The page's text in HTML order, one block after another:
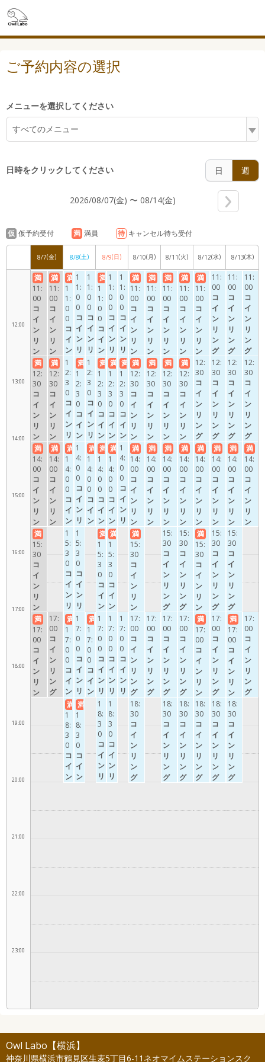
ご予約内容の選択
メニューを選択してください
すべてのメニュー
日時をクリックしてください 日 週
2026/08/07(金) 〜 08/14(金)
仮 仮予約受付 満 満員 待 キャンセル待ち受付
8/7(金) 8/8(土) 8/9(日) 8/10(月) 8/11(火) 8/12(水) 8/13(木)
7:00
11:00
12:00
13:00
14:00
15:00
16:00
17:00
18:00
19:00
20:00
21:00
22:00
23:00
満
11:
00
コ
イ
ン
リ
ン
グ
製
作
満
12:
30
コ
イ
ン
リ
ン
グ
製
作
満
14:
00
コ
イ
ン
リ
ン
グ
製
作
満
15:
30
コ
イ
ン
リ
ン
グ
製
作
満
17:
00
コ
イ
ン
リ
ン
満
11:
00
コ
イ
ン
リ
ン
グ
製
作
満
12:
30
コ
イ
ン
リ
ン
グ
製
作
満
14:
00
コ
イ
ン
リ
ン
17:
00
コ
イ
ン
リ
ン
グ
満
1
1:
0
0
コ
イ
ン
リ
ン
グ
製
作
1
2:
3
0
コ
イ
ン
リ
ン
グ
製
作
満
1
4:
0
0
コ
イ
ン
リ
ン
グ
製
作
1
5:
3
0
コ
イ
ン
リ
ン
グ
製
作
満
1
7:
0
0
コ
イ
ン
リ
ン
グ
製
作
満
1
8:
3
0
コ
イ
ン
グ
1
1:
0
0
コ
イ
ン
リ
ン
グ
製
作
満
1
2:
3
0
コ
イ
ン
リ
ン
グ
製
作
1
4:
0
0
コ
イ
ン
リ
ン
グ
製
作
1
5:
3
0
コ
イ
ン
リ
ン
グ
製
作
1
7:
0
0
コ
イ
ン
リ
ン
グ
製
作
満
1
8:
3
0
コ
イ
ン
グ
1
1:
0
0
コ
イ
ン
リ
ン
グ
製
作
1
2:
3
0
コ
イ
ン
リ
ン
グ
製
作
満
1
4:
0
0
コ
イ
ン
満
1
7:
0
0
コ
イ
ン
満
1
1:
0
0
コ
イ
ン
リ
ン
グ
製
作
満
1
2:
3
0
コ
イ
ン
リ
ン
グ
製
作
満
1
4:
0
0
コ
イ
ン
リ
ン
グ
製
作
満
1
5:
3
0
コ
イ
ン
リ
ン
グ
製
作
1
7:
0
0
コ
イ
ン
リ
ン
グ
製
作
1
8:
3
0
コ
イ
ン
リ
製
1
1:
0
0
コ
イ
ン
リ
ン
グ
製
作
満
1
2:
3
0
コ
イ
ン
リ
ン
グ
製
作
満
1
4:
0
0
コ
イ
ン
リ
ン
グ
製
作
満
1
5:
3
0
コ
イ
ン
リ
ン
グ
製
作
1
7:
0
0
コ
イ
ン
リ
ン
グ
製
作
1
8:
3
0
コ
イ
ン
リ
製
1
1:
0
0
コ
イ
ン
リ
ン
グ
製
作
満
1
2:
3
0
コ
イ
ン
リ
ン
グ
製
作
1
4:
0
0
コ
イ
ン
リ
1
7:
0
0
コ
イ
ン
リ
満
11:
00
コ
イ
ン
リ
ン
グ
製
作
満
12:
30
コ
イ
ン
リ
ン
グ
製
作
満
14:
00
コ
イ
ン
リ
ン
グ
製
作
満
15:
30
コ
イ
ン
リ
ン
グ
製
作
17:
00
コ
イ
ン
リ
ン
グ
製
作
18:
30
コ
イ
ン
リ
ン
グ
満
11:
00
コ
イ
ン
リ
ン
グ
製
作
満
12:
30
コ
イ
ン
リ
ン
グ
製
作
満
14:
00
コ
イ
ン
リ
ン
17:
00
コ
イ
ン
リ
ン
グ
満
11:
00
コ
イ
ン
リ
ン
グ
製
作
満
12:
30
コ
イ
ン
リ
ン
グ
製
作
満
14:
00
コ
イ
ン
リ
ン
グ
製
作
15:
30
コ
イ
ン
リ
ン
グ
製
作
17:
00
コ
イ
ン
リ
ン
グ
製
作
18:
30
コ
イ
ン
リ
ン
グ
満
11:
00
コ
イ
ン
リ
ン
グ
製
作
満
12:
30
コ
イ
ン
リ
ン
グ
製
作
満
14:
00
コ
イ
ン
リ
ン
グ
製
作
15:
30
コ
イ
ン
リ
ン
グ
製
作
17:
00
コ
イ
ン
リ
ン
グ
製
作
18:
30
コ
イ
ン
リ
ン
グ
満
11:
00
コ
イ
ン
リ
ン
グ
製
作
12:
30
コ
イ
ン
リ
ン
グ
製
作
満
14:
00
コ
イ
ン
リ
ン
グ
製
作
満
15:
30
コ
イ
ン
リ
ン
グ
製
作
満
17:
00
コ
イ
ン
リ
ン
グ
製
作
18:
30
コ
イ
ン
リ
ン
グ
11:
00
コ
イ
ン
リ
ン
グ
製
作
12:
30
コ
イ
ン
リ
ン
グ
製
作
満
14:
00
コ
イ
ン
リ
ン
グ
製
作
15:
30
コ
イ
ン
リ
ン
グ
製
作
17:
00
コ
イ
ン
リ
ン
グ
製
作
18:
30
コ
イ
ン
リ
ン
グ
11:
00
コ
イ
ン
リ
ン
グ
製
作
12:
30
コ
イ
ン
リ
ン
グ
製
作
満
14:
00
コ
イ
ン
リ
ン
グ
製
作
15:
30
コ
イ
ン
リ
ン
グ
製
作
満
17:
00
コ
イ
ン
リ
ン
グ
製
作
18:
30
コ
イ
ン
リ
ン
グ
11:
00
コ
イ
ン
リ
ン
グ
製
作
12:
30
コ
イ
ン
リ
ン
グ
製
作
満
14:
00
コ
イ
ン
リ
ン
17:
00
コ
イ
ン
リ
ン
グ
Owl Labo【横浜】
神奈川県横浜市鶴見区生麦5丁目6-11ネオマイムステーションスク